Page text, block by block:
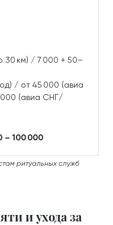
30 км) / 7 000 + 50–
/ от 45 000 (авиа
(авиа СНГ/
– 100 000
ритуальных служб
и ухода за